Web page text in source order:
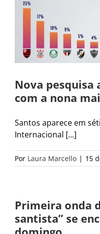
Nova pesquisa
com a nona
Santos aparece em
Internacional [...]
Por Laura Marcello | 15
Primeira onda
santista” se